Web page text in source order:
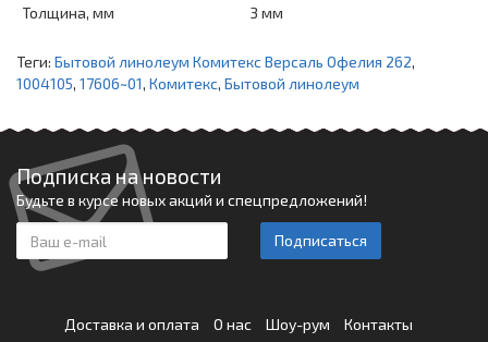
Толщина, мм
3 мм
Теги: Бытовой линолеум Комитекс Версаль Офелия 262,
1004105, 17606~01, Комитекс, Бытовой линолеум
Подписка на новости
Будьте в курсе новых акций и спецпредложений!
Подписаться
Доставка и оплата О нас Шоу-рум Контакты